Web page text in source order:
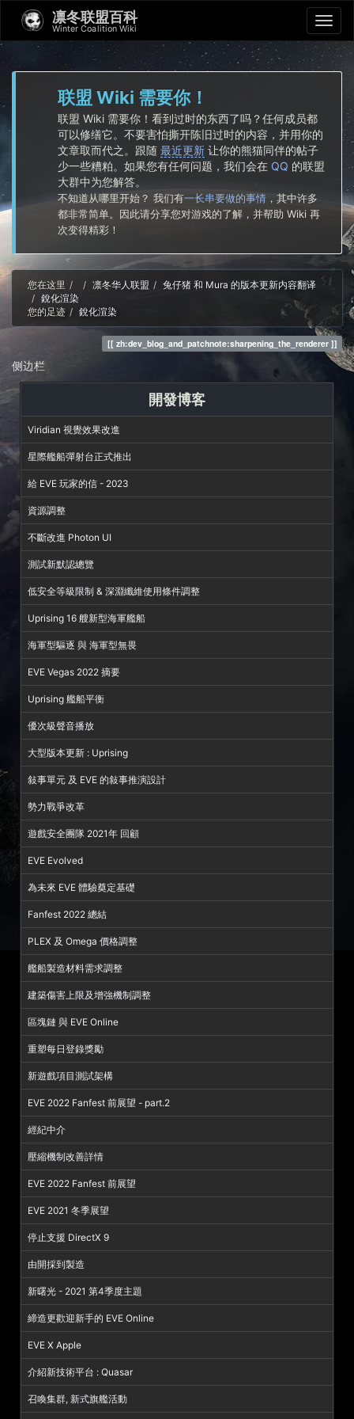
凛冬联盟百科
Winter Coalition Wiki
联盟 Wiki 需要你！
联盟 Wiki 需要你！看到过时的东西了吗？任何成员都
可以修缮它。不要害怕撕开陈旧过时的内容，并用你的
文章取而代之。跟随最近更新 让你的熊猫同伴的帖子
少一些糟粕。如果您有任何问题，我们会在 QQ 的联盟
大群中为您解答。
不知道从哪里开始？ 我们有一长串要做的事情 ，其中许多
都非常简单。因此请分享您对游戏的了解，并帮助 Wiki 再
次变得精彩！
您在这里 Home凛冬华人联盟
兔仔猪 和 Mura 的版本更新内容翻译
銳化渲染
您的足迹
銳化渲染
zh:dev_blog_and_patchnote:sharpening_the_renderer
侧边栏
開發博客
Viridian 視覺效果改進
星際艦船彈射台正式推出
給 EVE 玩家的信 - 2023
資源調整
不斷改進 Photon UI
測試新默認總覽
低安全等級限制 & 深淵纖維使用條件調整
Uprising 16 艘新型海軍艦船
海軍型驅逐 與 海軍型無畏
EVE Vegas 2022 摘要
Uprising 艦船平衡
優次級聲音播放
大型版本更新 : Uprising
敍事單元 及 EVE 的敍事推演設計
勢力戰爭改革
遊戲安全團隊 2021年 回顧
EVE Evolved
為未來 EVE 體驗奠定基礎
Fanfest 2022 總結
PLEX 及 Omega 價格調整
艦船製造材料需求調整
建築傷害上限及增強機制調整
區塊鏈 與 EVE Online
重塑每日登錄獎勵
新遊戲項目測試架構
EVE 2022 Fanfest 前展望 - part.2
經紀中介
壓縮機制改善詳情
EVE 2022 Fanfest 前展望
EVE 2021 冬季展望
停止支援 DirectX 9
由開採到製造
新曙光 - 2021 第4季度主題
締造更歡迎新手的 EVE Online
EVE X Apple
介紹新技術平台 : Quasar
召喚集群, 新式旗艦活動